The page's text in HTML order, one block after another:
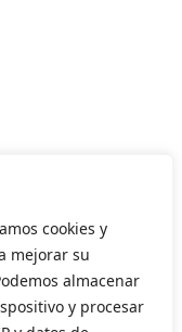
cookies y
mejorar su
almacenar
y procesar